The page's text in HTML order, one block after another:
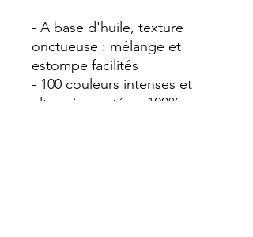
- A base d'huile, texture
onctueuse : mélange et
estompe facilités
- 100 couleurs intenses et
ultra-pigmentées, 100%